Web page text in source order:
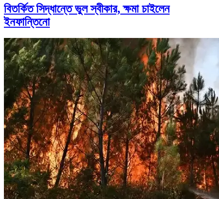
বিতর্কিত সিদ্ধান্তে ভুল স্বীকার, ক্ষমা চাইলেন
ইনফান্তিনো